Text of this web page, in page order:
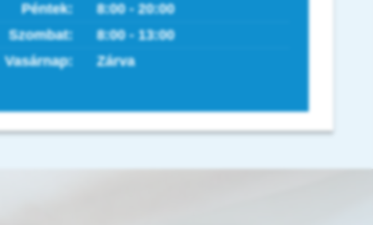
Péntek:
8:00 - 20:00
Szombat:
8:00 - 13:00
Vasárnap:
Zárva